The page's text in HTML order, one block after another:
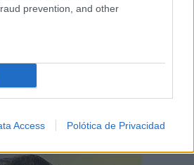
prevention, and other
Access Polótica de Privacidad